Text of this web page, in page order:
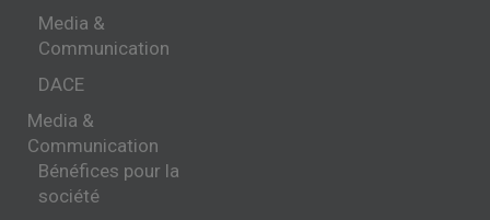
Media &
Communication
DACE
Media &
Communication
Bénéfices pour la
société